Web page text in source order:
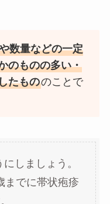
数量などの一定
のものの多い・
たもののことで
しましょう。
までに帯状疱疹